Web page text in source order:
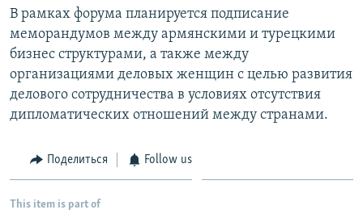
В рамках форума планируется подписание
меморандумов между армянскими и турецкими
бизнес структурами, а также между
организациями деловых женщин с целью развития
делового сотрудничества в условиях отсутствия
дипломатических отношений между странами.
Поделиться Follow us
This item is part of